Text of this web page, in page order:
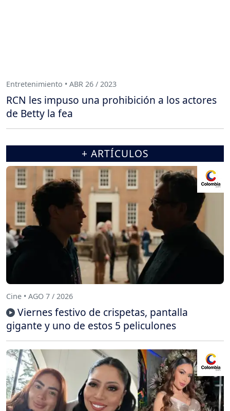
Entretenimiento • ABR 26 / 2023
RCN les impuso una prohibición a los actores
de Betty la fea
+ ARTÍCULOS
Cine • AGO 7 / 2026
Viernes festivo de crispetas, pantalla
gigante y uno de estos 5 peliculones